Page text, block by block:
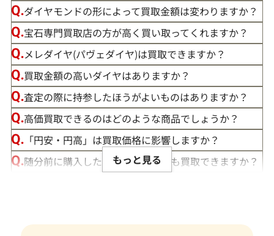
この度は「おたからや」で宝石の買取をご利用いただき、誠
にありがとうございました。お客様の大切な宝石にご満足い
ただける価格をご提示できましたこと、大変嬉しく思います。
私たちの目標は、常にお客様にご満足いただける買取を提供
することです。そのためには、最新の市場動向をしっかりと把
最良の買取価格をご提示できるよう努めております。
ダイヤモンドの形によって買取金額は変わりますか？
宝石専門買取店の方が高く買い取ってくれますか？
メレダイヤ(パヴェダイヤ)は買取できますか？
買取金額の高いダイヤはありますか？
査定の際に持参したほうがよいものはありますか？
高価買取できるのはどのような商品でしょうか？
「円安・円高」は買取価格に影響しますか？
随分前に購入したダイヤモンドでも買取できますか？
ダイヤモンドの買取価格には、どんなことが影響しま
もっと見る